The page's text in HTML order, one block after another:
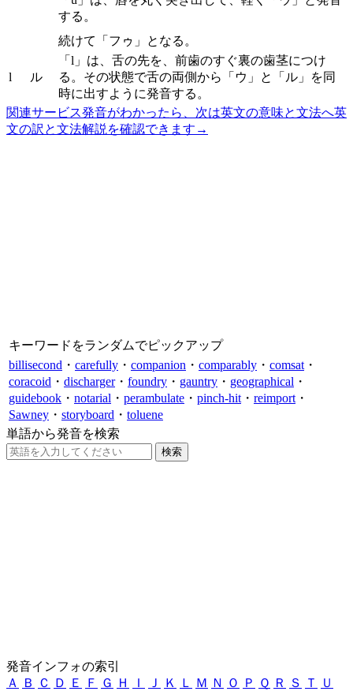
する。
続けて「フゥ」となる。
l ル
「l」は、舌の先を、前歯のすぐ裏の歯茎につけ
る。その状態で舌の両側から「ウ」と「ル」を同
時に出すように発音する。
関連サービス発音がわかったら、次は英文の意味と文法へ英
文の訳と文法解説を確認できます →
キーワードをランダムでピックアップ
billisecond ・ carefully ・ companion ・ comparably ・ comsat ・
coracoid ・ discharger・ foundry ・ gauntry ・ geographical ・
guidebook ・ notarial ・ perambulate ・ pinch-hit ・ reimport ・
Sawney ・ storyboard ・ toluene
単語から発音を検索
発音インフォの索引
Ａ
Ｂ Ｃ Ｄ Ｅ Ｆ Ｇ Ｈ Ｉ Ｊ Ｋ Ｌ Ｍ Ｎ Ｏ Ｐ Ｑ Ｒ Ｓ Ｔ
Ｕ